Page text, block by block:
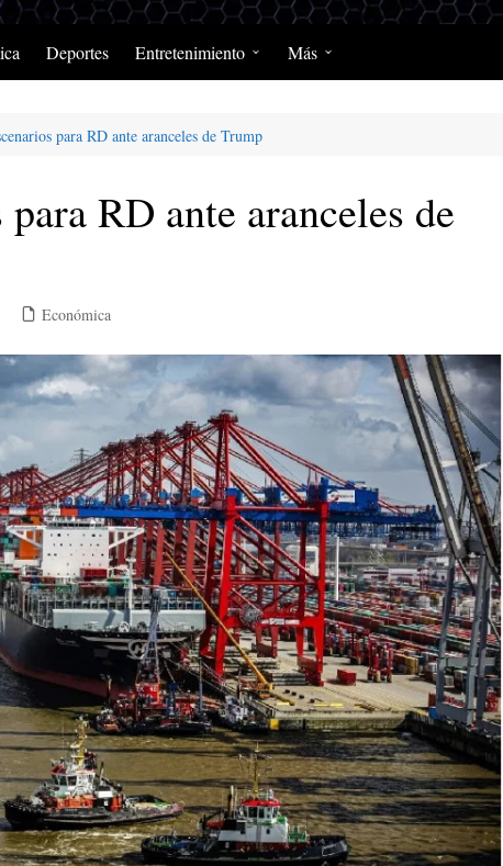
Deportes Entretenimiento
MerengClásicos
Más
para RD ante aranceles de Trump
RD ante aranceles de
Económica